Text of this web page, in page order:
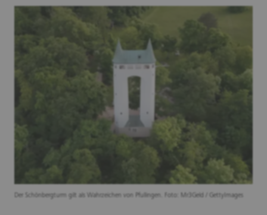
Der Schönbergturm gilt als Wahrzeichen von Pfullingen. Foto: Mr3Geld / GettyImages